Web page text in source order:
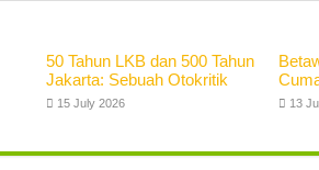
50 Tahun LKB dan 500 Tahun
Jakarta: Sebuah Otokritik
15 July 2026 13